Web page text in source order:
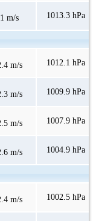
1 m/s 1013.3 hPa
m/s 1012.1 hPa
m/s 1009.9 hPa
m/s 1007.9 hPa
m/s 1004.9 hPa
m/s 1002.5 hPa